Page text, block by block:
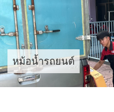
Skip
to
content
หม้อน้ำรถยนต์